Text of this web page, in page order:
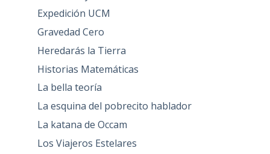
Expedición UCM
Gravedad Cero
Heredarás la Tierra
Historias Matemáticas
La bella teoría
La esquina del pobrecito hablador
La katana de Occam
Los Viajeros Estelares